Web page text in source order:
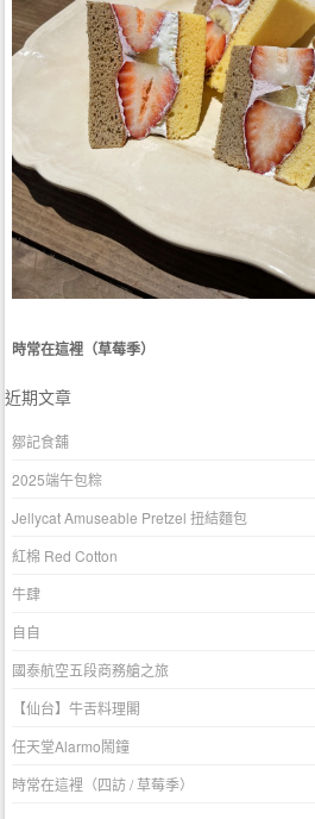
時常在這裡（草莓季）
近期文章
鄒記食舖
2025端午包粽
Jellycat Amuseable Pretzel 扭結麵包
紅棉 Red Cotton
牛肆
自自
國泰航空五段商務艙之旅
【仙台】牛舌料理閣
任天堂Alarmo鬧鐘
時常在這裡（四訪 / 草莓季）